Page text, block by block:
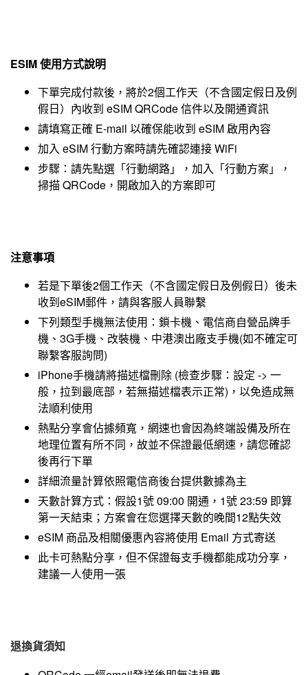
ESIM 使用方式說明
下單完成付款後，將於2個工作天（不含國定假日及例
假日）內收到 eSIM QRCode 信件以及開通資訊
請填寫正確 E-mail 以確保能收到 eSIM 啟用內容
加入 eSIM 行動方案時請先確認連接 WiFi
步驟：請先點選「行動網路」，加入「行動方案」，
掃描 QRCode，開啟加入的方案即可
注意事項
若是下單後2個工作天（不含國定假日及例假日）後未
收到eSIM郵件，請與客服人員聯繫
下列類型手機無法使用：鎖卡機、電信商自營品牌手
機、3G手機、改裝機、中港澳出廠支手機(如不確定可
聯繫客服詢問)
iPhone手機請將描述檔刪除 (檢查步驟：設定 -> 一
般，拉到最底部，若無描述檔表示正常)，以免造成無
法順利使用
熱點分享會佔據頻寬，網速也會因為終端設備及所在
地理位置有所不同，故並不保證最低網速，請您確認
後再行下單
詳細流量計算依照電信商後台提供數據為主
天數計算方式：假設1號 09:00 開通，1號 23:59 即算
第一天結束；方案會在您選擇天數的晚間12點失效
eSIM 商品及相關優惠內容將使用 Email 方式寄送
此卡可熱點分享，但不保證每支手機都能成功分享，
建議一人使用一張
退換貨須知